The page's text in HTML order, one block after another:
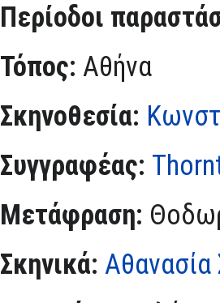
Περίοδοι
Τόπος: Αθήνα
Σκηνοθεσία:
Συγγραφέας:
Μετάφραση:
Σκηνικά: Αθανασία